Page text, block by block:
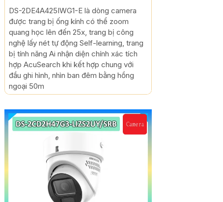
DS-2DE4A425IWG1-E là dòng camera
được trang bị ống kính có thể zoom
quang học lên đến 25x, trang bị công
nghệ lấy nét tự động Self-learning, trang
bị tính năng Ai nhận diện chính xác tích
hợp AcuSearch khi kết hợp chung với
đầu ghi hình, nhìn ban đêm bằng hồng
ngoại 50m